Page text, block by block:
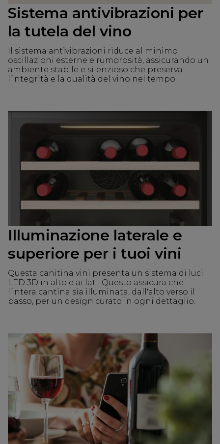
Sistema antivibrazioni per
la tutela del vino
Il sistema antivibrazioni riduce al minimo
oscillazioni esterne e rumorosità, assicurando un
ambiente stabile e silenzioso che preserva
l’integrità e la qualità del vino nel tempo.
Illuminazione laterale e
superiore per i tuoi vini
Questa canitina vini presenta un sistema di luci
LED 3D in alto e ai lati. Questo assicura che
l'intera cantina sia illuminata, dall'alto verso il
basso, per un design curato in ogni dettaglio.